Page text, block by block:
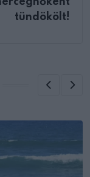
tündökölt!